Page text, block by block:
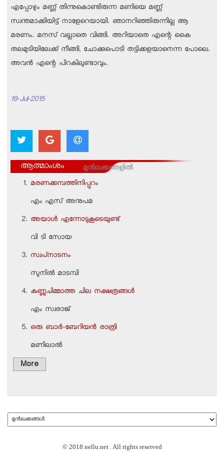
എപ്പോഴും മണ്ണ് തിന്നുകൊണ്ടിരുന്ന മണിയെ മണ്ണ്
സ്വന്തമാക്കിയിട്ട് നാളേറെയായി. ഞാനറിഞ്ഞിരുന്നില്ല ആ
മരണം. മനസ് വല്ലാതെ വിങ്ങി. അറിയാതെ എന്റെ കൈ
തലമുടിയിലേക്ക് നീങ്ങി, ചോക്കുപൊടി തട്ടിക്കളയാനെന്ന പോലെ.
അവന്‍ എന്റെ പിറകിലുണ്ടാവും.
19-Jul-2015
ആത്മാംശം മുന്‍ലക്കങ്ങളില്‍
മരണക്കമ്പത്തിനിപ്പുറം
എം എസ് അനുപമ
അയാള്‍ എന്നോടുകൂടെയുണ്ട്
വി ടി സോയ
സ്വപ്‌നാടനം
സുനില്‍ മാടമ്പി
കണ്ണുചിമ്മാത്ത ചില നക്ഷത്രങ്ങള്‍
എം സ്വരാജ്
ഒരു ബാര്‍-ബേറിയന്‍ രാത്രി
മണിലാല്‍
More
© 2018 nellu.net . All rights reserved